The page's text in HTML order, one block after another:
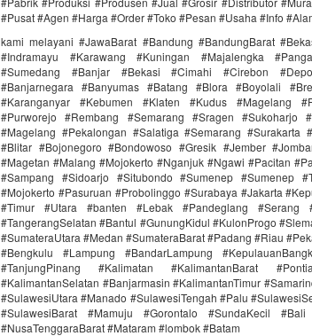
#Pusat #Agen #Harga #Order #Toko #Pesan #Usaha #Info
kami melayani #JawaBarat #Bandung #BandungBarat
#Indramayu #Karawang #Kuningan #Majalengka
#Sumedang #Banjar #Bekasi #Cimahi #Cirebon
#Banjarnegara #Banyumas #Batang #Blora #Boyolali
#Karanganyar #Kebumen #Klaten #Kudus #Magelang
#Purworejo #Rembang #Semarang #Sragen #Sukoharjo
#Magelang #Pekalongan #Salatiga #Semarang #Surakarta
#Blitar #Bojonegoro #Bondowoso #Gresik #Jember
#Magetan #Malang #Mojokerto #Nganjuk #Ngawi #Pacitan
#Sampang #Sidoarjo #Situbondo #Sumenep #Sumenep
#Mojokerto #Pasuruan #Probolinggo #Surabaya #Jakarta
#Timur #Utara #banten #Lebak #Pandeglang #Serang
#TangerangSelatan #Bantul #GunungKidul #KulonProgo
#SumateraUtara #Medan #SumateraBarat #Padang #Riau
#Bengkulu #Lampung #BandarLampung
#TanjungPinang #Kalimatan #KalimantanBarat
#KalimantanSelatan #Banjarmasin #KalimantanTimur
#SulawesiUtara #Manado #SulawesiTengah #Palu
#SulawesiBarat #Mamuju #Gorontalo #SundaKecil
#NusaTenggaraBarat #Mataram #lombok #Batam